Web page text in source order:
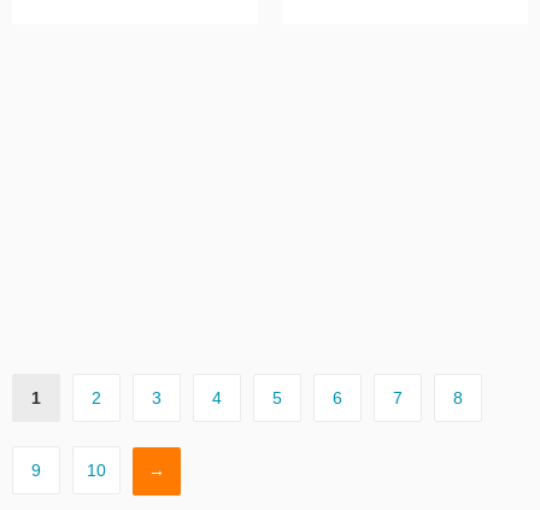
1 2 3 4 5 6 7 8
9 10 →